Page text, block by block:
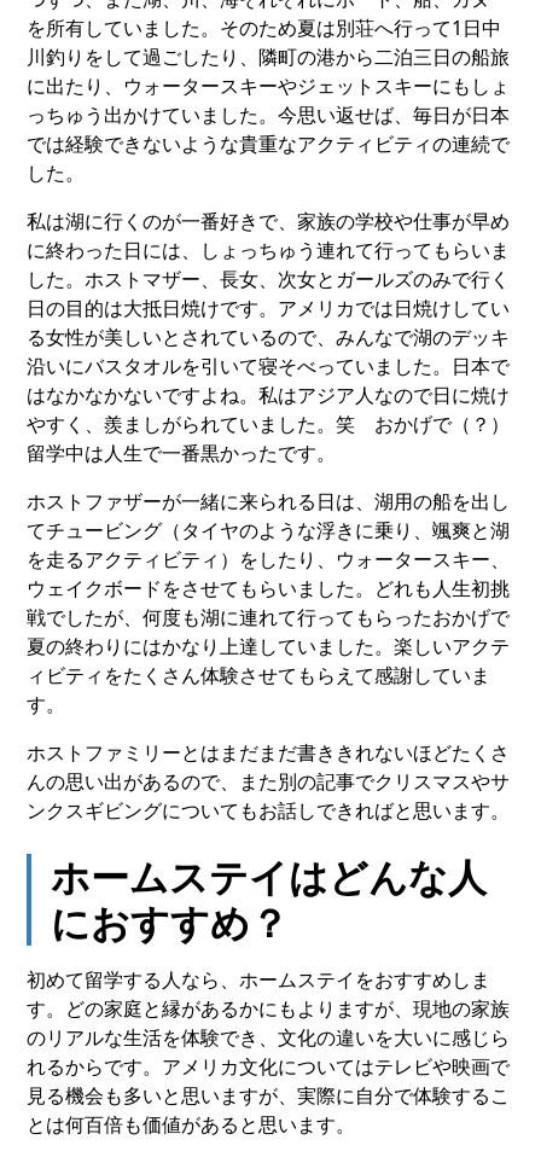
を所有していました。そのため夏は別荘へ行って1日中
川釣りをして過ごしたり、隣町の港から二泊三日の船旅
に出たり、ウォータースキーやジェットスキーにもしょ
っちゅう出かけていました。今思い返せば、毎日が日本
では経験できないような貴重なアクティビティの連続で
した。
私は湖に行くのが一番好きで、家族の学校や仕事が早め
に終わった日には、しょっちゅう連れて行ってもらいま
した。ホストマザー、長女、次女とガールズのみで行く
日の目的は大抵日焼けです。アメリカでは日焼けしてい
る女性が美しいとされているので、みんなで湖のデッキ
沿いにバスタオルを引いて寝そべっていました。日本で
はなかなかないですよね。私はアジア人なので日に焼け
やすく、羨ましがられていました。笑 おかげで（？）
留学中は人生で一番黒かったです。
ホストファザーが一緒に来られる日は、湖用の船を出し
てチュービング（タイヤのような浮きに乗り、颯爽と湖
を走るアクティビティ）をしたり、ウォータースキー、
ウェイクボードをさせてもらいました。どれも人生初挑
戦でしたが、何度も湖に連れて行ってもらったおかげで
夏の終わりにはかなり上達していました。楽しいアクテ
ィビティをたくさん体験させてもらえて感謝していま
す。
ホストファミリーとはまだまだ書ききれないほどたくさ
んの思い出があるので、また別の記事でクリスマスやサ
ンクスギビングについてもお話しできればと思います。
ホームステイはどんな人
におすすめ？
初めて留学する人なら、ホームステイをおすすめしま
す。どの家庭と縁があるかにもよりますが、現地の家族
のリアルな生活を体験でき、文化の違いを大いに感じら
れるからです。アメリカ文化についてはテレビや映画で
見る機会も多いと思いますが、実際に自分で体験するこ
とは何百倍も価値があると思います。